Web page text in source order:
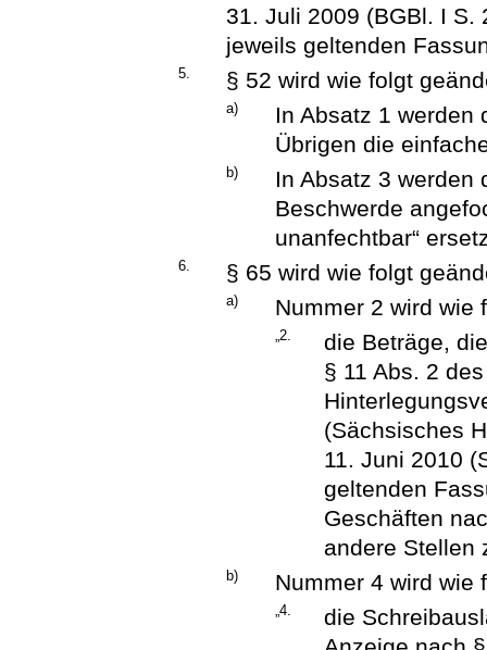
31. Juli 2009 (BGBl. I S.
jeweils geltenden
5. § 52 wird wie folgt
a)
In Absatz 1 werden
Übrigen die
b)
In Absatz 3 werden
Beschwerde
unanfechtbar“
6. § 65 wird wie folgt
a) Nummer 2 wird wie
„2.
die Beträge,
§ 11 Abs. 2
(Sächsisches
11. Juni 2010
geltenden
Geschäften
andere Stellen
b) Nummer 4 wird wie
„4.
die